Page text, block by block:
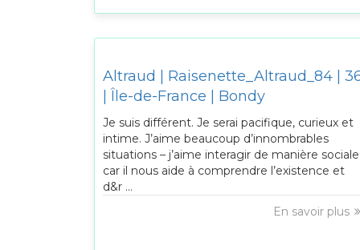
Altraud | Raisenette_Altraud_84 |
| Île-de-France | Bondy
Je suis différent. Je serai pacifique, curieux et
intime. J’aime beaucoup d’innombrables
situations – j’aime interagir de manière sociale
car il nous aide à comprendre l’existence et
d&r ...
En savoir plus